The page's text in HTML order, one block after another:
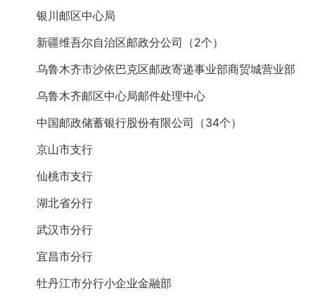
银川邮区中心局
新疆维吾尔自治区邮政分公司（2个）
乌鲁木齐市沙依巴克区邮政寄递事业部商贸城营业部
乌鲁木齐邮区中心局邮件处理中心
中国邮政储蓄银行股份有限公司（34个）
京山市支行
仙桃市支行
湖北省分行
武汉市分行
宜昌市分行
牡丹江市分行小企业金融部